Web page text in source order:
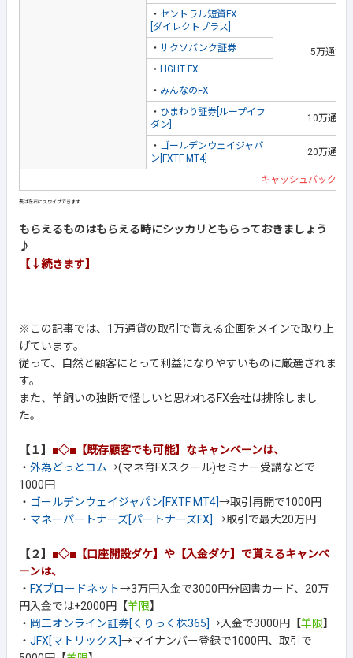
・ セントラル短資FX
[ダイレクトプラス]
5万通貨
・ サクソバンク証券
・ LIGHT FX
・ みんなのFX
・ ひまわり証券[ループイフ
ダン]
10万通貨
・ ゴールデンウェイジャパ
ン[FXTF MT4]
20万通貨
キャッシュバック企
もらえるものはもらえる時にシッカリともらっておきましょう
♪
【↓続きます】
※この記事では、1万通貨の取引で貰える企画をメインで取り上
げています。
従って、自然と顧客にとって利益になりやすいものに厳選されま
す。
また、羊飼いの独断で怪しいと思われるFX会社は排除しまし
た。
【１】 ■◇■【既存顧客でも可能】なキャンペーンは、
・ 外為どっとコム→(マネ育FXスクール)セミナー受講などで
1000円
・ ゴールデンウェイジャパン[FXTF MT4]→取引再開で1000円
・ マネーパートナーズ[パートナーズFX] →取引で最大20万円
【２】 ■◇■【口座開設ダケ】や【入金ダケ】で貰えるキャンペ
ーンは、
・ FXブロードネット→3万円入金で3000円分図書カード、20万
円入金では+2000円【羊限】
・ 岡三オンライン証券[くりっく株365]→入金で3000円【羊限】
・ JFX[マトリックス]→マイナンバー登録で1000円、取引で